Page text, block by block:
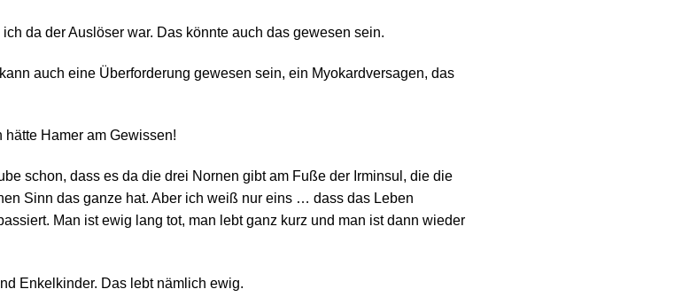
da der Auslöser war. Das könnte auch das gewesen sein.
auch eine Überforderung gewesen sein, ein Myokardversagen, das
Hamer am Gewissen!
schon, dass es da die drei Nornen gibt am Fuße der Irminsul, die die
Sinn das ganze hat. Aber ich weiß nur eins … dass das Leben
Man ist ewig lang tot, man lebt ganz kurz und man ist dann wieder
Enkelkinder. Das lebt nämlich ewig.